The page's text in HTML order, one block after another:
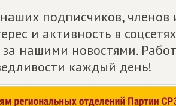
подписчиков, членов
и активность в
нашими новостями.
каждый день!